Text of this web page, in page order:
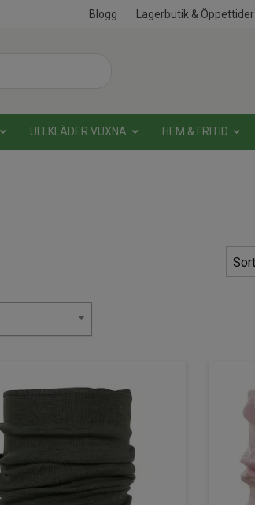
Blogg Lagerbutik & Öppettider
ULLKLÄDER VUXNA HEM & FRITID